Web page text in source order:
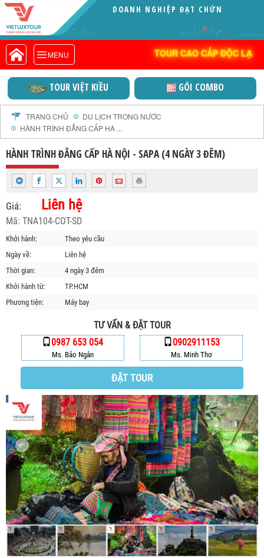
DOANH NGHIỆP ĐẠT CHỨNG
MENU TOUR CAO CẤP ĐỘC LẠ
VIETLUXTOUR.COM
TOUR CAO CẤP ĐỘC LẠ
TOUR TRONG NƯỚC
TOUR NƯỚC NGOÀI
TOUR KHỞI HÀNH TỪ HÀ NỘI
TOUR KHỞI HÀNH TỪ ĐÀ NẴNG
TOUR KHỞI HÀNH TỪ CẦN THƠ
TOUR ĐOÀN - M.I.C.E
TOUR COMBO
DỊCH VỤ
GIỚI THIỆU
HỒ SƠ NĂNG LỰC
PROFILE EN
THƯ KHEN VIETLUXTOUR
HỘP THƯ GÓP Ý
GÓI COMBO VIỆT NAM THỜI ĐẠI
TRANG CHỦ
DU LỊCH TRONG NƯỚC
HÀNH TRÌNH ĐẲNG CẤP HÀ ...
HÀNH TRÌNH ĐẲNG CẤP HÀ NỘI - SAPA (4 NGÀY 3 ĐÊM)
Giá: Liên hệ
Mã: TNA104-COT-SD
Khởi hành:
Theo yêu cầu
Ngày về:
Liên hệ
Thời gian:
4 ngày 3 đêm
Khởi hành từ:
TP.HCM
Phương tiện:
Máy bay
TƯ VẤN & ĐẶT TOUR
0987 653 054
Ms. Bảo Ngân
0902911153
Ms. Minh Thơ
ĐẶT TOUR